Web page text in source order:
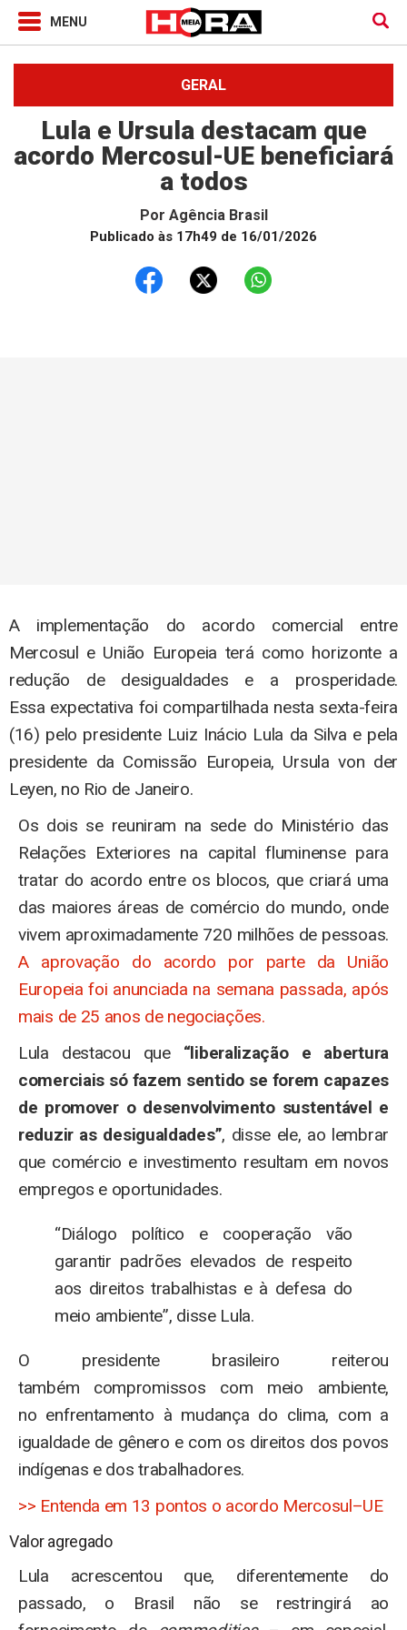
GERAL
Lula e Ursula destacam que
acordo Mercosul-UE beneficiará
a todos
Por Agência Brasil
Publicado às 17h49 de 16/01/2026
A implementação do acordo comercial entre
Mercosul e União Europeia terá como horizonte a
redução de desigualdades e a prosperidade.
Essa expectativa foi compartilhada nesta sexta-feira
(16) pelo presidente Luiz Inácio Lula da Silva e pela
presidente da Comissão Europeia, Ursula von der
Leyen, no Rio de Janeiro.
Os dois se reuniram na sede do Ministério das
Relações Exteriores na capital fluminense para
tratar do acordo entre os blocos, que criará uma
das maiores áreas de comércio do mundo, onde
vivem aproximadamente 720 milhões de pessoas.
A aprovação do acordo por parte da União
Europeia foi anunciada na semana passada, após
mais de 25 anos de negociações.
Lula destacou que “liberalização e abertura
comerciais só fazem sentido se forem capazes
de promover o desenvolvimento sustentável e
reduzir as desigualdades”, disse ele, ao lembrar
que comércio e investimento resultam em novos
empregos e oportunidades.
“Diálogo político e cooperação vão
garantir padrões elevados de respeito
aos direitos trabalhistas e à defesa do
meio ambiente”, disse Lula.
O presidente brasileiro reiterou
também compromissos com meio ambiente,
no enfrentamento à mudança do clima, com a
igualdade de gênero e com os direitos dos povos
indígenas e dos trabalhadores.
>> Entenda em 13 pontos o acordo Mercosul–UE
Valor agregado
Lula acrescentou que, diferentemente do
passado, o Brasil não se restringirá ao